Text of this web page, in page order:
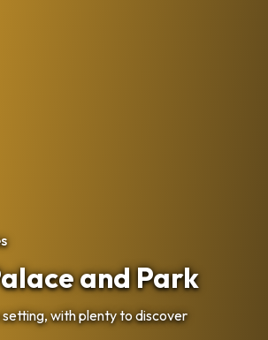
and Park
with plenty to discover